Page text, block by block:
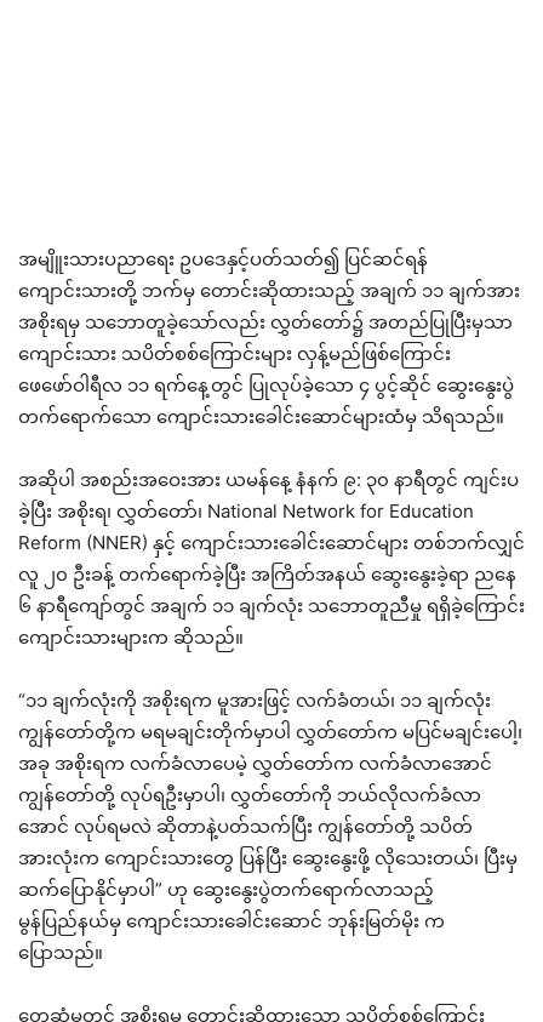
အမျိူးသားပညာရေး ဥပဒေနှင့်ပတ်သတ်၍ ပြင်ဆင်ရန်
ကျောင်းသားတို့ ဘက်မှ တောင်းဆိုထားသည့် အချက် ၁၁ ချက်အား
အစိုးရမှ သဘောတူခဲ့သော်လည်း လွှတ်တော်၌ အတည်ပြုပြီးမှသာ
ကျောင်းသား သပိတ်စစ်ကြောင်းများ လှန့်မည်ဖြစ်ကြောင်း
ဖေဖော်ဝါရီလ ၁၁ ရက်နေ့တွင် ပြုလုပ်ခဲ့သော ၄ ပွင့်ဆိုင် ဆွေးနွေးပွဲ
တက်ရောက်သော ကျောင်းသားခေါင်းဆောင်များထံမှ သိရသည်။
အဆိုပါ အစည်းအဝေးအား ယမန်နေ့ နံနက် ၉: ၃၀ နာရီတွင် ကျင်းပ
ခဲ့ပြီး အစိုးရ၊ လွှတ်တော်၊ National Network for Education
Reform (NNER) နှင့် ကျောင်းသားခေါင်းဆောင်များ တစ်ဘက်လျှင်
လူ ၂၀ ဦးခန့် တက်ရောက်ခဲ့ပြီး အကြိတ်အနယ် ဆွေးနွေးခဲ့ရာ ညနေ
၆ နာရီကျော်တွင် အချက် ၁၁ ချက်လုံး သဘောတူညီမှု ရရှိခဲ့ကြောင်း
ကျောင်းသားများက ဆိုသည်။
“၁၁ ချက်လုံးကို အစိုးရက မူအားဖြင့် လက်ခံတယ်၊ ၁၁ ချက်လုံး
ကျွန်တော်တို့က မရမချင်းတိုက်မှာပါ လွှတ်တော်က မပြင်မချင်းပေါ့၊
အခု အစိုးရက လက်ခံလာပေမဲ့ လွှတ်တော်က လက်ခံလာအောင်
ကျွန်တော်တို့ လုပ်ရဦးမှာပါ၊ လွှတ်တော်ကို ဘယ်လိုလက်ခံလာ
အောင် လုပ်ရမလဲ ဆိုတာနဲ့ပတ်သက်ပြီး ကျွန်တော်တို့ သပိတ်
အားလုံးက ကျောင်းသားတွေ ပြန်ပြီး ဆွေးနွေးဖို့ လိုသေးတယ်၊ ပြီးမှ
ဆက်ပြောနိုင်မှာပါ” ဟု ဆွေးနွေးပွဲတက်ရောက်လာသည့်
မွန်ပြည်နယ်မှ ကျောင်းသားခေါင်းဆောင် ဘုန်းမြတ်မိုး က
ပြောသည်။
တွေ့ဆုံမှုတွင် အစိုးရမှ တောင်းဆိုထားသော သပိတ်စစ်ကြောင်း